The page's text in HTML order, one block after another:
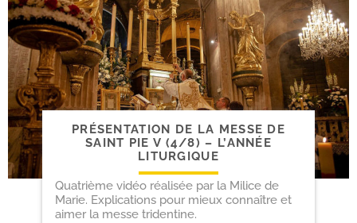
PRÉSENTATION DE LA MESSE DE
SAINT PIE V (4/​8) – L’ANNÉE
LITURGIQUE
Quatrième vidéo réalisée par la Milice de
Marie. Explications pour mieux connaître et
aimer la messe tridentine.